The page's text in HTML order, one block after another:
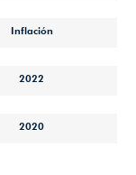
Inflación
2022
2020